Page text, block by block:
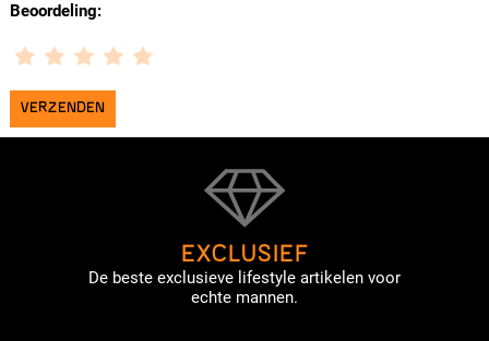
Beoordeling:
EXCLUSIEF
De beste exclusieve lifestyle artikelen voor
echte mannen.